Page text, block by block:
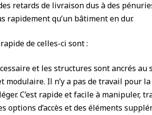
retards de livraison dus à des
qu’un bâtiment en dur.
de celles-ci sont :
et les structures sont ancrés au
Il n’y a pas de travail pour
C’est rapide et facile à manipuler,
options d’accès et des éléments